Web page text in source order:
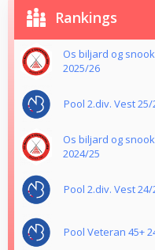
Rankings
Os biljard og
2025/26
Pool 2.div. Vest 25/
Os biljard og
2024/25
Pool 2.div. Vest 24/
Pool Veteran 45+